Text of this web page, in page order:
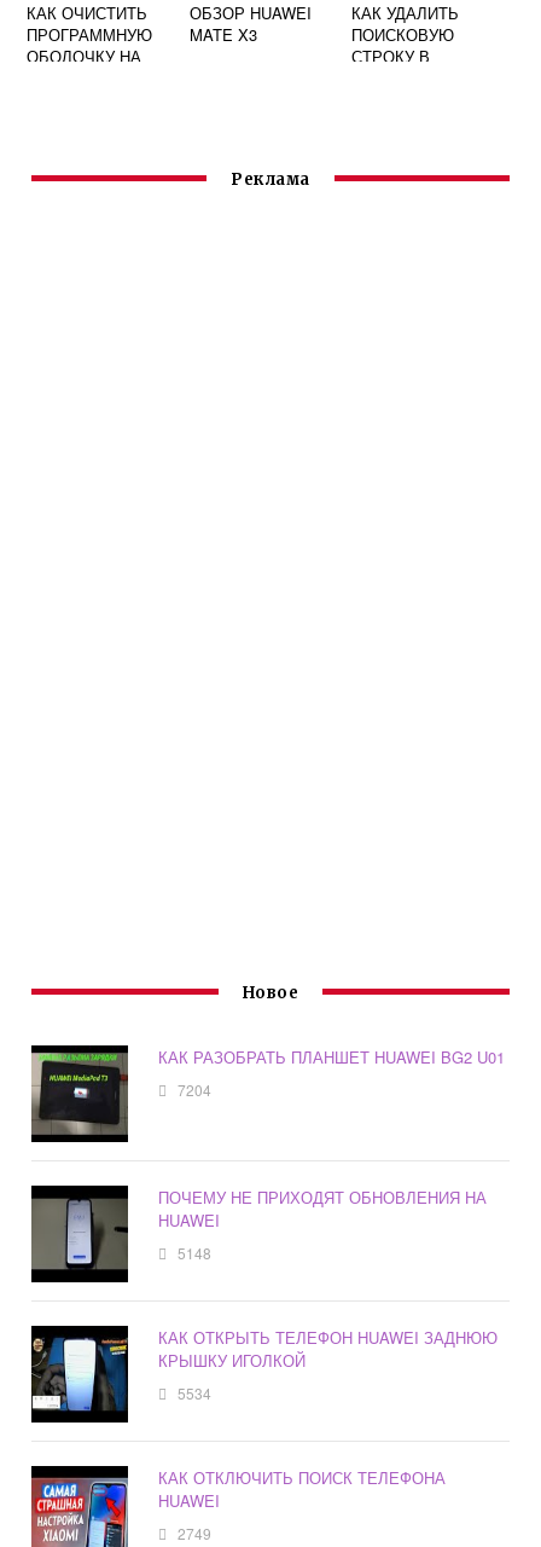
КАК ОЧИСТИТЬ
ПРОГРАММНУЮ
ОБОЛОЧКУ НА
ОБЗОР HUAWEI
MATE X3
КАК УДАЛИТЬ
ПОИСКОВУЮ
СТРОКУ В
Реклама
Новое
КАК РАЗОБРАТЬ ПЛАНШЕТ HUAWEI BG2 U01
7204
ПОЧЕМУ НЕ ПРИХОДЯТ ОБНОВЛЕНИЯ НА
HUAWEI
5148
КАК ОТКРЫТЬ ТЕЛЕФОН HUAWEI ЗАДНЮЮ
КРЫШКУ ИГОЛКОЙ
5534
КАК ОТКЛЮЧИТЬ ПОИСК ТЕЛЕФОНА
HUAWEI
2749